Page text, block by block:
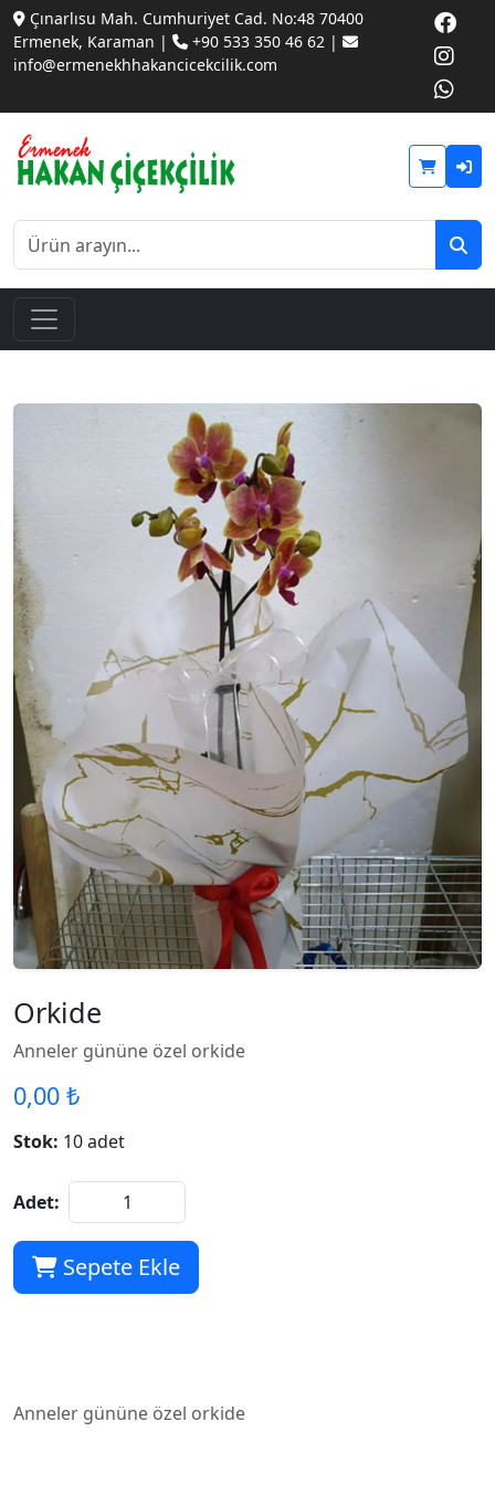
Çınarlısu Mah. Cumhuriyet Cad. No:48 70400
Ermenek, Karaman |
+90 533 350 46 62 |
info@ermenekhhakancicekcilik.com
Orkide
Anneler gününe özel orkide
0,00 ₺
Stok: 10 adet
Adet:
Sepete Ekle
Anneler gününe özel orkide